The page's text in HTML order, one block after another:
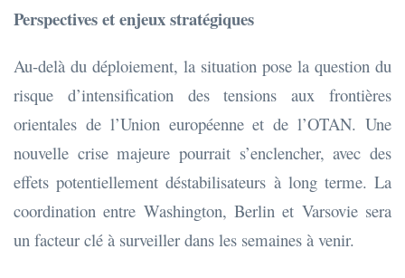
Perspectives et enjeux stratégiques
Au-delà du déploiement, la situation pose la question du
risque d’intensification des tensions aux frontières
orientales de l’Union européenne et de l’OTAN. Une
nouvelle crise majeure pourrait s’enclencher, avec des
effets potentiellement déstabilisateurs à long terme. La
coordination entre Washington, Berlin et Varsovie sera
un facteur clé à surveiller dans les semaines à venir.